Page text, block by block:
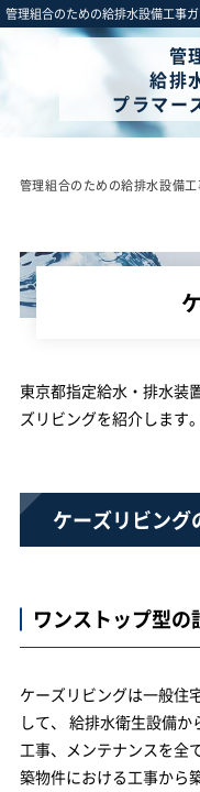
管理組合のための給排水設備工事
管
給排
プラマー
管理組合のための給排水設備
東京都指定給水・排水装
ズリビングを紹介します。
ケーズリビング
ワンストップ型の
ケーズリビングは一般住
して、 給排水衛生設備か
工事、メンテナンスを全
築物件における工事から